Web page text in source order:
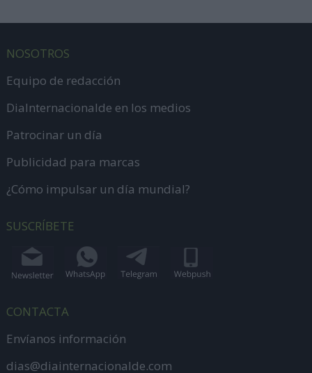
NOSOTROS
Equipo de redacción
DiaInternacionalde en los medios
Patrocinar un día
Publicidad para marcas
¿Cómo impulsar un día mundial?
SUSCRÍBETE
CONTACTA
Envíanos información
dias@diainternacionalde.com